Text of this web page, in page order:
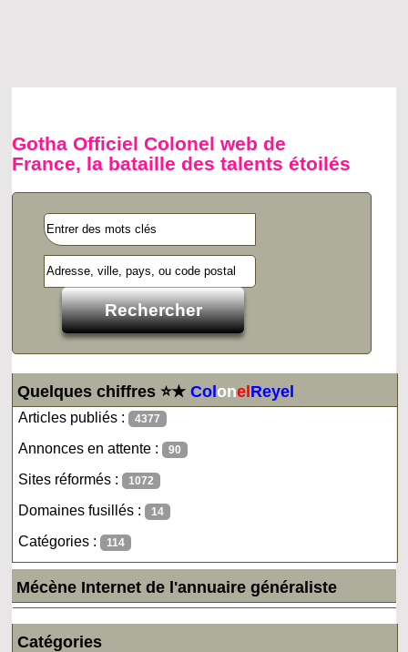
Gotha Officiel Colonel web de
France, la bataille des talents étoilés
Quelques chiffres ⭐★ColonelReyel
Articles publiés : 4377
Annonces en attente : 90
Sites réformés : 1072
Domaines fusillés : 14
Catégories : 114
Mécène Internet de l'annuaire généraliste
Catégories